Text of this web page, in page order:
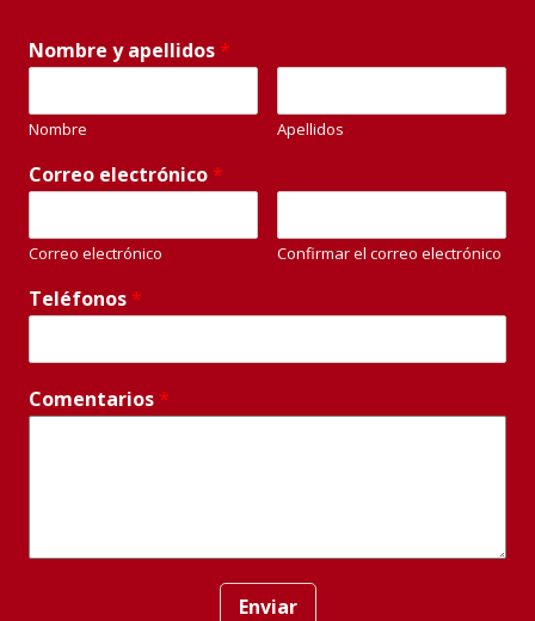
Nombre y apellidos *
Nombre Apellidos
Correo electrónico *
Correo electrónico Confirmar el correo electrónico
Teléfonos *
Comentarios *
Enviar